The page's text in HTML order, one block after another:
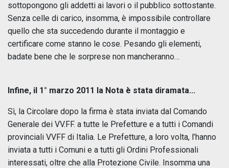
sottopongono gli addetti ai lavori o il pubblico sottostante.
Senza celle di carico, insomma, è impossibile controllare
quello che sta succedendo durante il montaggio e
certificare come stanno le cose. Pesando gli elementi,
badate bene che le sorprese non mancheranno…
Infine, il 1° marzo 2011 la Nota è stata diramata...
Sì, la Circolare dopo la firma è stata inviata dal Comando
Generale dei VV.FF. a tutte le Prefetture e a tutti i Comandi
provinciali VVFF di Italia. Le Prefetture, a loro volta, l’hanno
inviata a tutti i Comuni e a tutti gli Ordini Professionali
interessati, oltre che alla Protezione Civile. Insomma una